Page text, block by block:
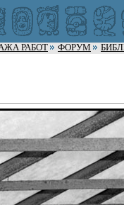
РАБОТ ФОРУМ